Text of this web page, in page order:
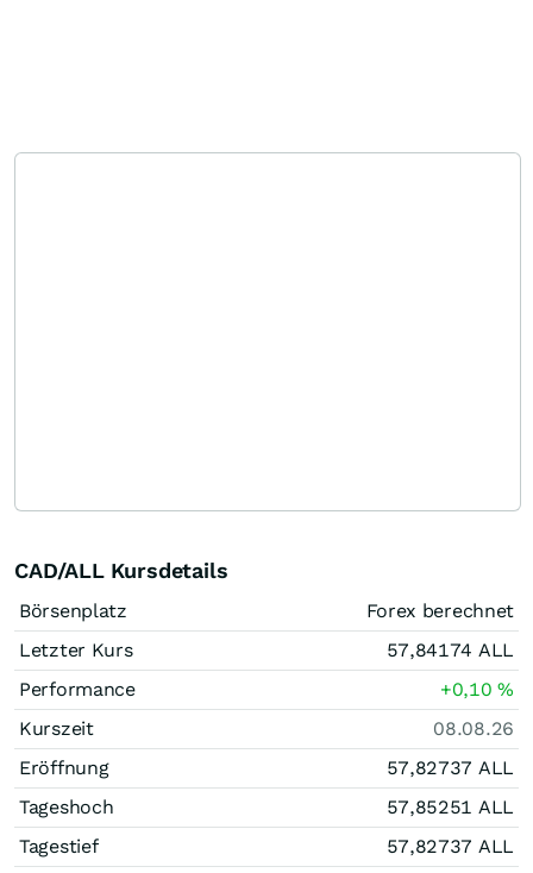
CAD/ALL Kursdetails
Börsenplatz
Forex berechnet
Letzter Kurs
57,84174 ALL
Performance
+0,10%
Kurszeit
08.08.26
Eröffnung
57,82737 ALL
Tageshoch
57,85251 ALL
Tagestief
57,82737 ALL